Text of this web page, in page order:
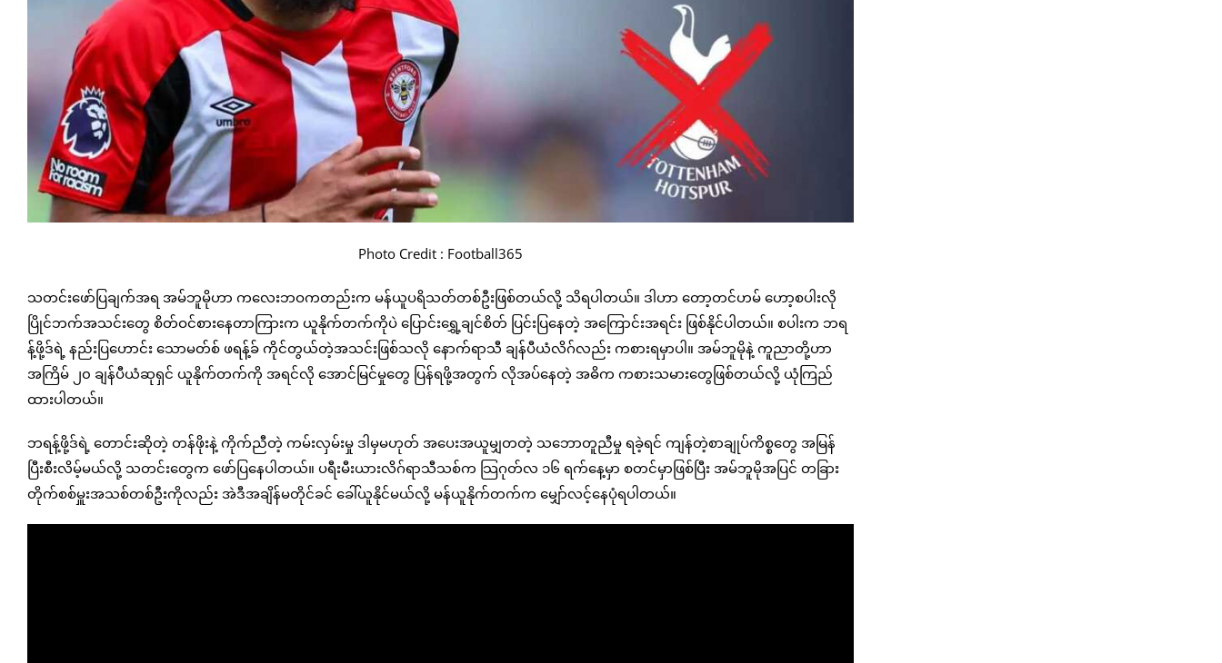
Photo Credit : Football365
သတင်းဖော်ပြချက်အရ အမ်ဘူမိုဟာ ကလေးဘဝကတည်းက မန်ယူပရိသတ်တစ်ဦးဖြစ်တယ်လို့ သိရပါတယ်။ ဒါဟာ တော့တင်ဟမ် ဟော့စပါးလို
ပြိုင်ဘက်အသင်းတွေ စိတ်ဝင်စားနေတာကြားက ယူနိုက်တက်ကိုပဲ ပြောင်းရွှေ့ချင်စိတ် ပြင်းပြနေတဲ့ အကြောင်းအရင်း ဖြစ်နိုင်ပါတယ်။ စပါးက ဘရ
န့်ဖို့ဒ်ရဲ့ နည်းပြဟောင်း သောမတ်စ် ဖရန့်ခ် ကိုင်တွယ်တဲ့အသင်းဖြစ်သလို နောက်ရာသီ ချန်ပီယံလိဂ်လည်း ကစားရမှာပါ။ အမ်ဘူမိုနဲ့ ကူညာတို့ဟာ
အကြိမ် ၂၀ ချန်ပီယံဆုရှင် ယူနိုက်တက်ကို အရင်လို အောင်မြင်မှုတွေ ပြန်ရဖို့အတွက် လိုအပ်နေတဲ့ အဓိက ကစားသမားတွေဖြစ်တယ်လို့ ယုံကြည်
ထားပါတယ်။
ဘရန့်ဖို့ဒ်ရဲ့ တောင်းဆိုတဲ့ တန်ဖိုးနဲ့ ကိုက်ညီတဲ့ ကမ်းလှမ်းမှု ဒါမှမဟုတ် အပေးအယူမျှတတဲ့ သဘောတူညီမှု ရခဲ့ရင် ကျန်တဲ့စာချုပ်ကိစ္စတွေ အမြန်
ပြီးစီးလိမ့်မယ်လို့ သတင်းတွေက ဖော်ပြနေပါတယ်။ ပရီးမီးယားလိဂ်ရာသီသစ်က သြဂုတ်လ ၁၆ ရက်နေ့မှာ စတင်မှာဖြစ်ပြီး အမ်ဘူမိုအပြင် တခြား
တိုက်စစ်မှူးအသစ်တစ်ဦးကိုလည်း အဲဒီအချိန်မတိုင်ခင် ခေါ်ယူနိုင်မယ်လို့ မန်ယူနိုက်တက်က မျှော်လင့်နေပုံရပါတယ်။